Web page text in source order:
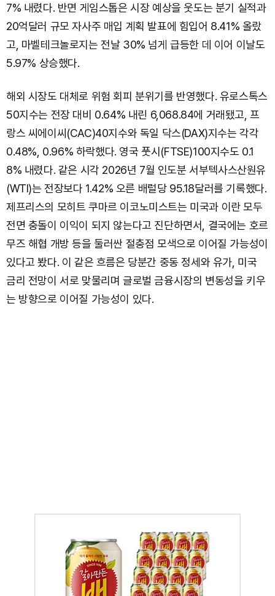
7% 내렸다. 반면 게임스톱은 시장 예상을 웃도는 분기 실적과
20억달러 규모 자사주 매입 계획 발표에 힘입어 8.41% 올랐
고, 마벨테크놀로지는 전날 30% 넘게 급등한 데 이어 이날도
5.97% 상승했다.
해외 시장도 대체로 위험 회피 분위기를 반영했다. 유로스톡스
50지수는 전장 대비 0.64% 내린 6,068.84에 거래됐고, 프
랑스 씨에이씨(CAC)40지수와 독일 닥스(DAX)지수는 각각
0.48%, 0.96% 하락했다. 영국 풋시(FTSE)100지수도 0.1
8% 내렸다. 같은 시각 2026년 7월 인도분 서부텍사스산원유
(WTI)는 전장보다 1.42% 오른 배럴당 95.18달러를 기록했다.
제프리스의 모히트 쿠마르 이코노미스트는 미국과 이란 모두
전면 충돌이 이익이 되지 않는다고 진단하면서, 결국에는 호르
무즈 해협 개방 등을 둘러싼 절충점 모색으로 이어질 가능성이
있다고 봤다. 이 같은 흐름은 당분간 중동 정세와 유가, 미국
금리 전망이 서로 맞물리며 글로벌 금융시장의 변동성을 키우
는 방향으로 이어질 가능성이 있다.